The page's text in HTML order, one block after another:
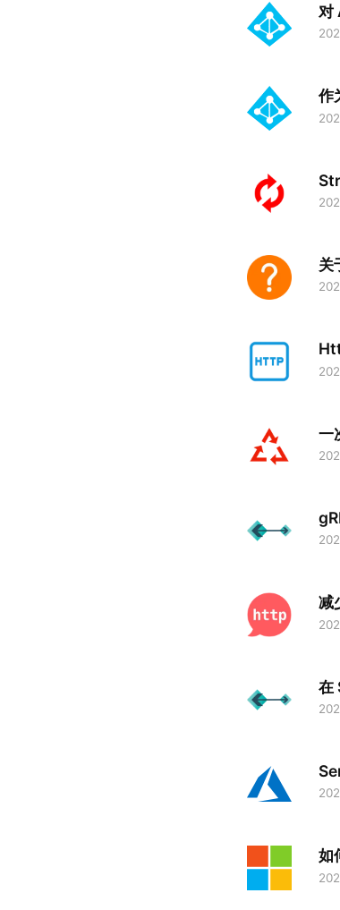
对
作
关
一
减
在
如